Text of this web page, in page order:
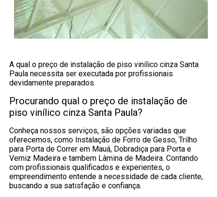
A qual o preço de instalação de piso vinílico cinza Santa
Paula necessita ser executada por profissionais
devidamente preparados.
Procurando qual o preço de instalação de
piso vinílico cinza Santa Paula?
Conheça nossos serviços, são opções variadas que
oferecemos, como Instalação de Forro de Gesso, Trilho
para Porta de Correr em Mauá, Dobradiça para Porta e
Verniz Madeira e tambem Lâmina de Madeira. Contando
com profissionais qualificados e experientes, o
empreendimento entende a necessidade de cada cliente,
buscando a sua satisfação e confiança.